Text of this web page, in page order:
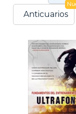
Anticuarios